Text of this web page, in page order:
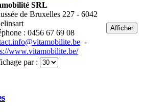
SRL
de Bruxelles 227 - 6042
: 0456 67 69 08
-
www.vitamobilite.be/
Afficher
par :